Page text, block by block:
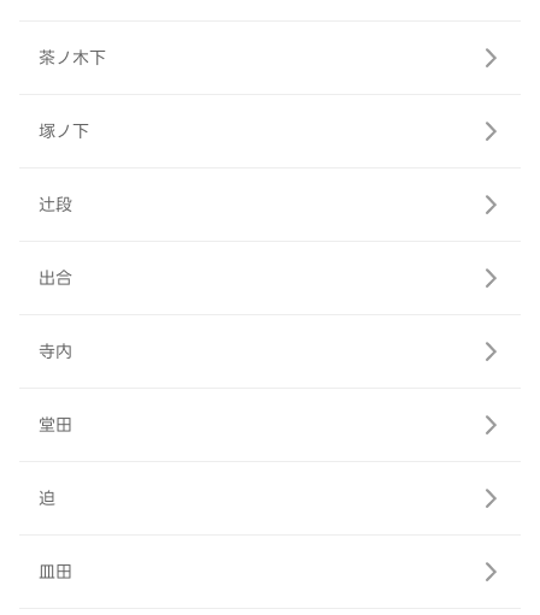
茶ノ木下
塚ノ下
辻段
出合
寺内
堂田
迫
皿田